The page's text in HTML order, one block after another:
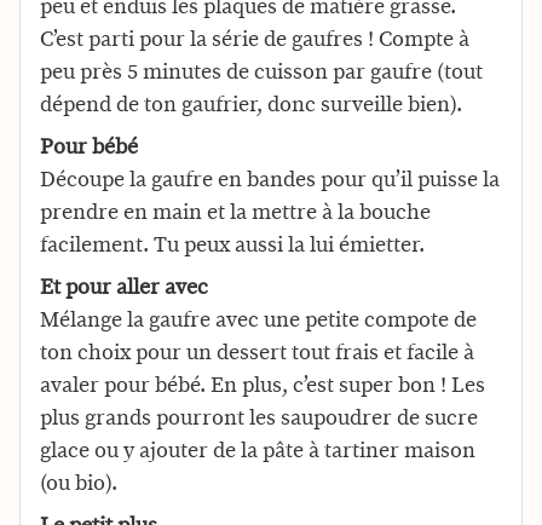
peu et enduis les plaques de matière grasse.
C’est parti pour la série de gaufres ! Compte à
peu près 5 minutes de cuisson par gaufre (tout
dépend de ton gaufrier, donc surveille bien).
Pour bébé
Découpe la gaufre en bandes pour qu’il puisse la
prendre en main et la mettre à la bouche
facilement. Tu peux aussi la lui émietter.
Et pour aller avec
Mélange la gaufre avec une petite compote de
ton choix pour un dessert tout frais et facile à
avaler pour bébé. En plus, c’est super bon ! Les
plus grands pourront les saupoudrer de sucre
glace ou y ajouter de la pâte à tartiner maison
(ou bio).